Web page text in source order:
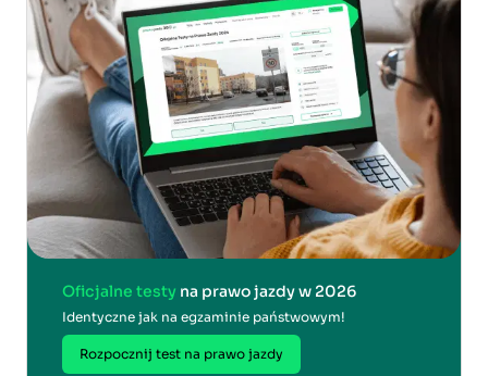
Oficjalne testy na prawo jazdy w 2026
Identyczne jak na egzaminie państwowym!
Rozpocznij test na prawo jazdy